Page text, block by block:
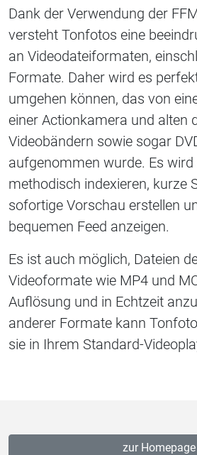
Dank der Verwendung der
versteht Tonfotos eine
an Videodateiformaten,
Formate. Daher wird es
umgehen können, das von
einer Actionkamera und alten
Videobändern sowie sogar
aufgenommen wurde. Es wird
methodisch indexieren, kurze
sofortige Vorschau erstellen
bequemen Feed anzeigen.
Es ist auch möglich, Dateien
Videoformate wie MP4 und
Auflösung und in Echtzeit
anderer Formate kann
sie in Ihrem Standard-
zur Homepage